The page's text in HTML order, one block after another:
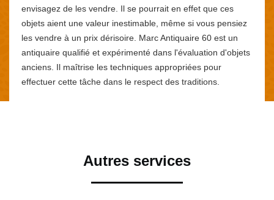
envisagez de les vendre. Il se pourrait en effet que ces
objets aient une valeur inestimable, même si vous pensiez
les vendre à un prix dérisoire. Marc Antiquaire 60 est un
antiquaire qualifié et expérimenté dans l'évaluation d'objets
anciens. Il maîtrise les techniques appropriées pour
effectuer cette tâche dans le respect des traditions.
Autres services